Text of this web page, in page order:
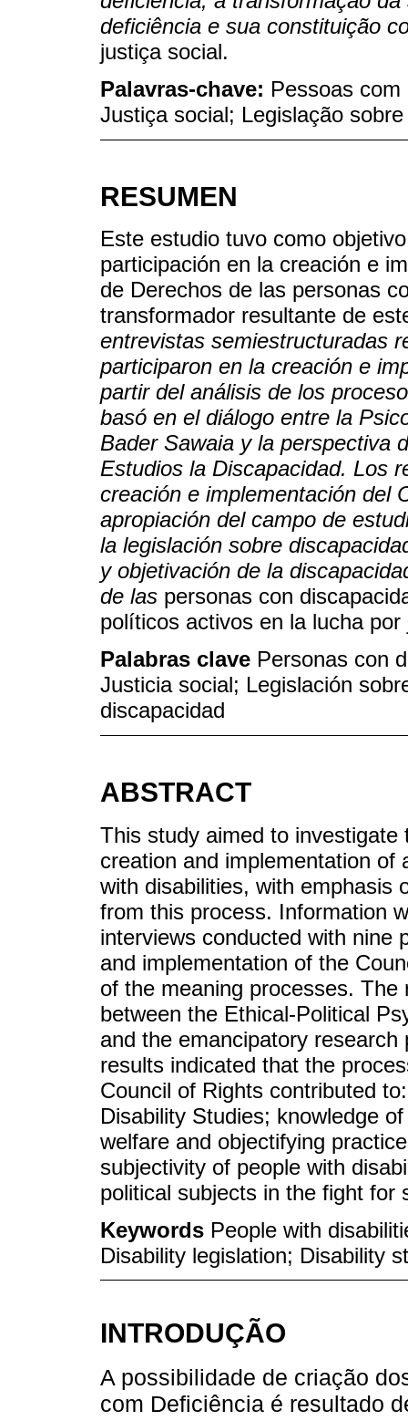
deficiência e sua constituição
justiça social.
Palavras-chave: Pessoas
Justiça social; Legislação
RESUMEN
Este estudio tuvo como
participación en la creación e
de Derechos de las personas
transformador resultante de
entrevistas semiestructuradas
participaron en la creación e
partir del análisis de los
basó en el diálogo entre la
Bader Sawaia y la perspectiva
Estudios la Discapacidad. Los
creación e implementación del
apropiación del campo de
la legislación sobre
y objetivación de la
de las personas con
políticos activos en la lucha
Palabras clave Personas con
Justicia social; Legislación
discapacidad
ABSTRACT
This study aimed to
creation and implementation of
with disabilities, with emphasis
from this process. Information
interviews conducted with nine
and implementation of the
of the meaning processes.
between the Ethical-Political
and the emancipatory
results indicated that the
Council of Rights contributed
Disability Studies; knowledge
welfare and objectifying
subjectivity of people with
political subjects in the fight for
Keywords People with
Disability legislation; Disability
INTRODUÇÃO
A possibilidade de criação
com Deficiência é resultado